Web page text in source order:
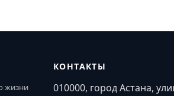
жизни
КОНТАКТЫ
010000, город Астана,